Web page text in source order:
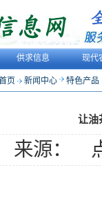
供求信息 现代
页 新闻中心 特色产品
让油
来源：